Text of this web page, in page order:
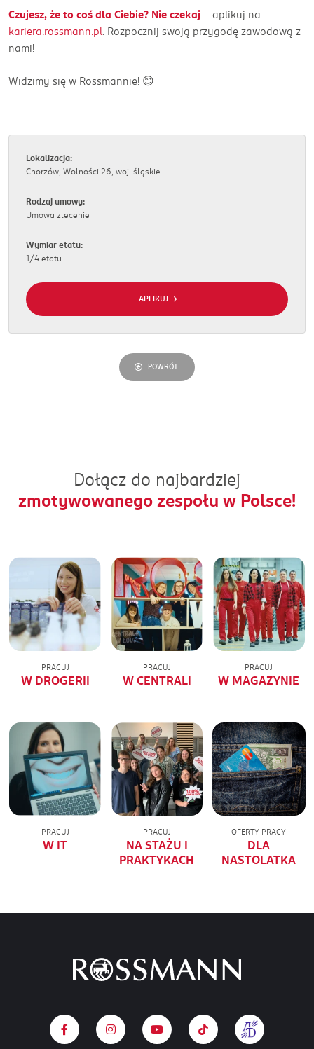
Czujesz, że to coś dla Ciebie? Nie czekaj – aplikuj na
kariera.rossmann.pl. Rozpocznij swoją przygodę zawodową z
nami!
Widzimy się w Rossmannie! 😊
Lokalizacja:
Chorzów, Wolności 26, woj. śląskie
Rodzaj umowy:
Umowa zlecenie
Wymiar etatu:
1/4 etatu
APLIKUJ
POWRÓT
Dołącz do najbardziej
zmotywowanego zespołu w Polsce!
PRACUJ
W DROGERII
PRACUJ
W CENTRALI
PRACUJ
W MAGAZYNIE
PRACUJ
W IT
PRACUJ
NA STAŻU I
PRAKTYKACH
OFERTY PRACY
DLA
NASTOLATKA